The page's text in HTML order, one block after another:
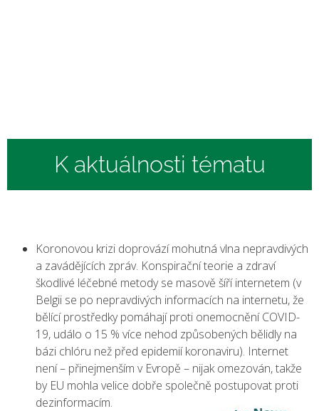
K aktuálnosti tématu
Koronovou krizi doprovází mohutná vlna nepravdivých
a zavádějících zpráv. Konspirační teorie a zdraví
škodlivé léčebné metody se masově šíří internetem (v
Belgii se po nepravdivých informacích na internetu, že
bělící prostředky pomáhají proti onemocnění COVID-
19, událo o 15 % více nehod způsobených bělidly na
bázi chlóru než před epidemií koronaviru). Internet
není – přinejmenším v Evropě – nijak omezován, takže
by EU mohla velice dobře společně postupovat proti
dezinformacím.